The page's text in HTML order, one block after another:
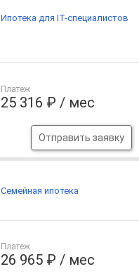
Платеж
25 316 ₽ / мес
Отправить заявку
Ипотека для IT-специалистов
Платеж
26 965 ₽ / мес
Семейная ипотека